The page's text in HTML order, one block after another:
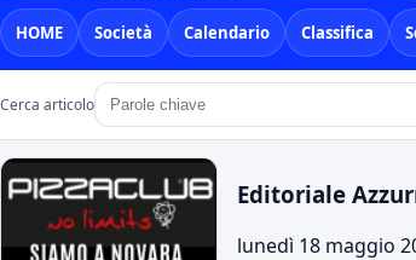
HOME Società Calendario Classifica
Cerca articolo
Editoriale
lunedì 18 maggio